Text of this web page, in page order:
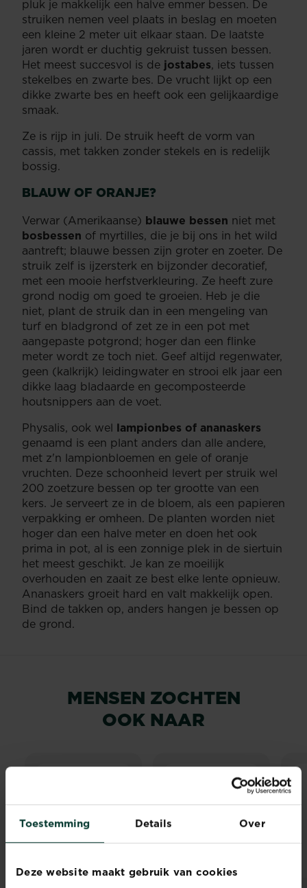
Toestemming Details Over
Deze website maakt gebruik van cookies
pluk je makkelijk een halve emmer bessen. De
struiken nemen veel plaats in beslag en moeten
een kleine 2 meter uit elkaar staan. De laatste
jaren wordt er duchtig gekruist tussen bessen.
Het meest succesvol is de jostabes, iets tussen
stekelbes en zwarte bes. De vrucht lijkt op een
dikke zwarte bes en heeft ook een gelijkaardige
smaak.
Ze is rijp in juli. De struik heeft de vorm van
cassis, met takken zonder stekels en is redelijk
bossig.
BLAUW OF ORANJE?
Verwar (Amerikaanse) blauwe bessen niet met
bosbessen of myrtilles, die je bij ons in het wild
aantreft; blauwe bessen zijn groter en zoeter. De
struik zelf is ijzersterk en bijzonder decoratief,
met een mooie herfstverkleuring. Ze heeft zure
grond nodig om goed te groeien. Heb je die
niet, plant de struik dan in een mengeling van
turf en bladgrond of zet ze in een pot met
aangepaste potgrond; hoger dan een flinke
meter wordt ze toch niet. Geef altijd regenwater,
geen (kalkrijk) leidingwater en strooi elk jaar een
dikke laag bladaarde en gecomposteerde
houtsnippers aan de voet.
Physalis, ook wel lampionbes of ananaskers
genaamd is een plant anders dan alle andere,
met z'n lampionbloemen en gele of oranje
vruchten. Deze schoonheid levert per struik wel
200 zoetzure bessen op ter grootte van een
kers. Je serveert ze in de bloem, als een papieren
verpakking er omheen. De planten worden niet
hoger dan een halve meter en doen het ook
prima in pot, al is een zonnige plek in de siertuin
het meest geschikt. Je kan ze moeilijk
overhouden en zaait ze best elke lente opnieuw.
Ananaskers groeit hard en valt makkelijk open.
Bind de takken op, anders hangen je bessen op
de grond.
MENSEN ZOCHTEN
OOK NAAR